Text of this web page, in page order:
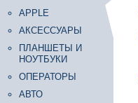
APPLE
АКСЕССУАРЫ
ПЛАНШЕТЫ И
НОУТБУКИ
ОПЕРАТОРЫ
АВТО